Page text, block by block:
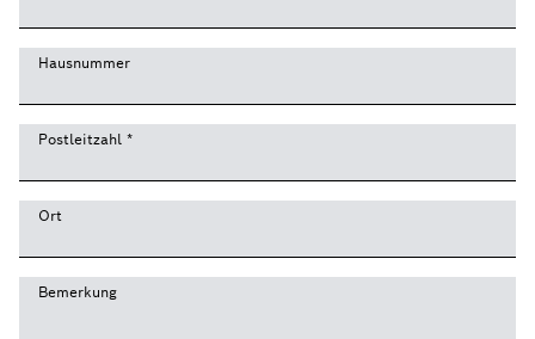
Hausnummer
Postleitzahl *
Ort
Bemerkung